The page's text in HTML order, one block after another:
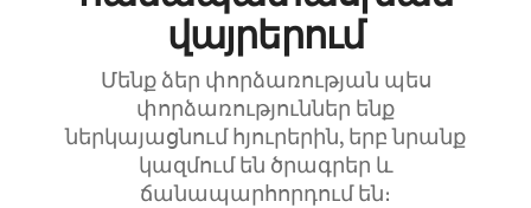
վայրերում
Մենք ձեր փորձառության պես
փորձառություններ ենք
ներկայացնում հյուրերին, երբ նրանք
կազմում են ծրագրեր և
ճանապարհորդում են։